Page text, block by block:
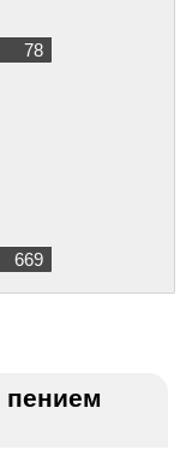
78
669
пением